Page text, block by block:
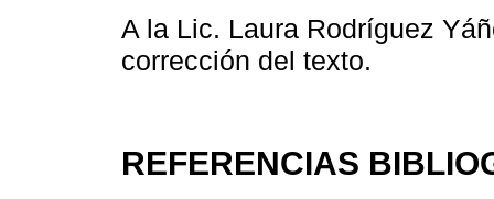
A la Lic. Laura Rodríguez
corrección del texto.
REFERENCIAS